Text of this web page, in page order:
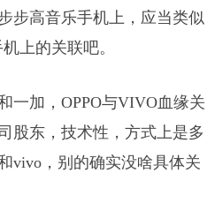
步高音乐手机上，应当类似
上的关联吧。
一加，OPPO与VIVO血缘关
股东，技术性，方式上是多
vivo，别的确实没啥具体关